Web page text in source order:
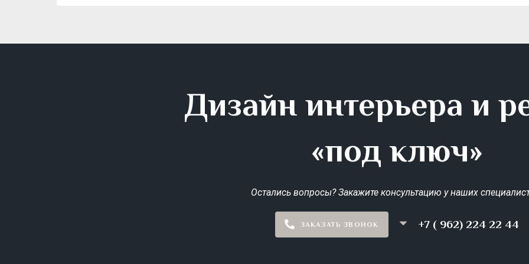
Дизайн интерьера и
«под ключ»
Остались вопросы? Закажите консультацию у наших
ЗАКАЗАТЬ ЗВОНОК +7 ( 962) 224 22 44